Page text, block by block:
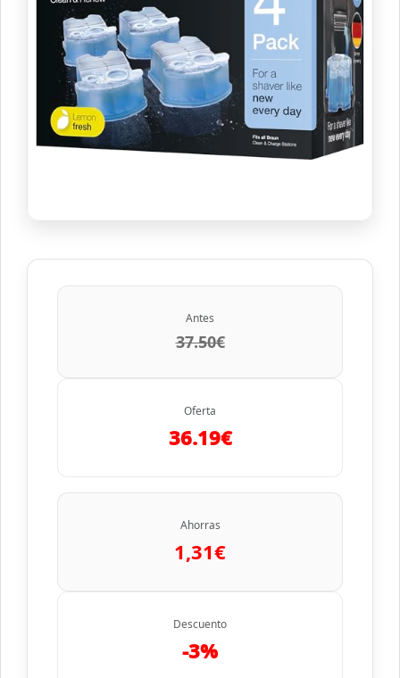
Antes
37.50€
Oferta
36.19€
Ahorras
1,31€
Descuento
-3%